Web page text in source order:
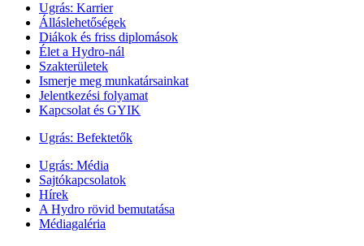
Ugrás: Karrier
Álláslehetőségek
Diákok és friss diplomások
Élet a Hydro-nál
Szakterületek
Ismerje meg munkatársainkat
Jelentkezési folyamat
Kapcsolat és GYIK
Ugrás: Befektetők
Ugrás: Média
Sajtókapcsolatok
Hírek
A Hydro rövid bemutatása
Médiagaléria